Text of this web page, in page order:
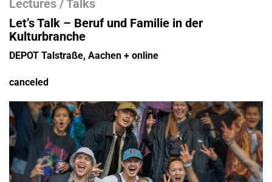
Lectures / Talks
Let’s Talk – Beruf und Familie in der
Kulturbranche
DEPOT Talstraße, Aachen + online
canceled